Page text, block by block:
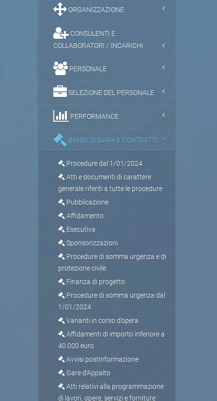
ORGANIZZAZIONE
CONSULENTI E
COLLABORATORI / INCARICHI
PERSONALE
SELEZIONE DEL PERSONALE
PERFORMANCE
BANDI DI GARA E CONTRATTI
Procedure dal 1/01/2024
Atti e documenti di carattere
generale riferiti a tutte le procedure
Pubblicazione
Affidamento
Esecutiva
Sponsorizzazioni
Procedure di somma urgenza e di
protezione civile
Finanza di progetto
Procedure di somma urgenza dal
1/01/2024
Varianti in corso d’opera
Affidamenti di importo inferiore a
40.000 euro
Avvisi postinformazione
Gare d'Appalto
Atti relativi alla programmazione
di lavori, opere, servizi e forniture